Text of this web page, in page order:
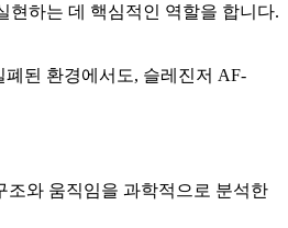
현하는 데 핵심적인 역할을 합니다.
된 환경에서도, 슬레진저 AF-
조와 움직임을 과학적으로 분석한